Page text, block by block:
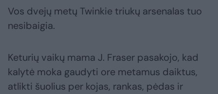
Vos dvejų metų Twinkie triukų arsenalas tuo
nesibaigia.
Keturių vaikų mama J. Fraser pasakojo, kad
kalytė moka gaudyti ore metamus daiktus,
atlikti šuolius per kojas, rankas, pėdas ir